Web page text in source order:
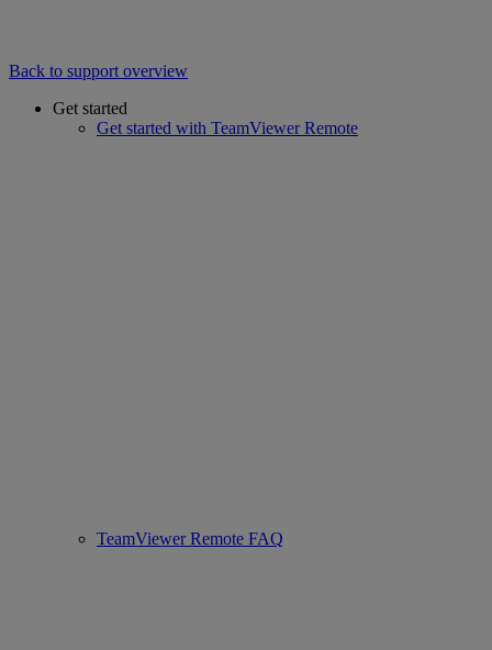
Back to support overview
Get started
Get started with TeamViewer Remote
TeamViewer Remote FAQ